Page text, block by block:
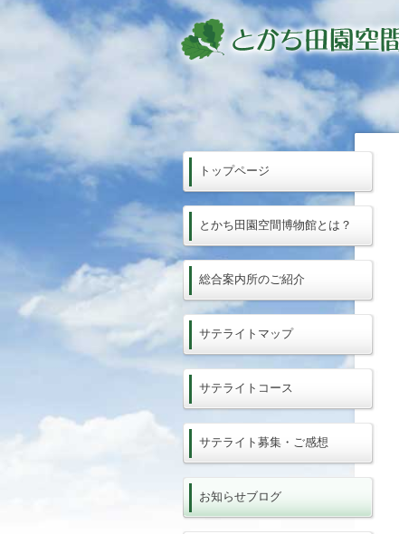
トップページ
とかち田園空間博物館とは？
総合案内所のご紹介
サテライトマップ
サテライトコース
サテライト募集・ご感想
お知らせブログ